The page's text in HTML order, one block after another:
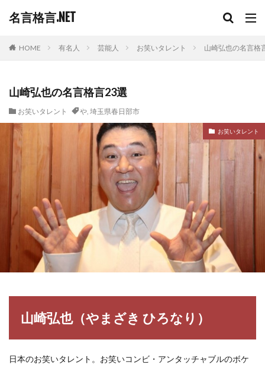
名言格言.NET
HOME 有名人 芸能人 お笑いタレント 山崎弘也の名言格
山崎弘也の名言格言23選
お笑いタレント や, 埼玉県春日部市
お笑いタレント
山崎弘也（やまざき ひろなり）
日本のお笑いタレント。お笑いコンビ・アンタッチャブルのボケ